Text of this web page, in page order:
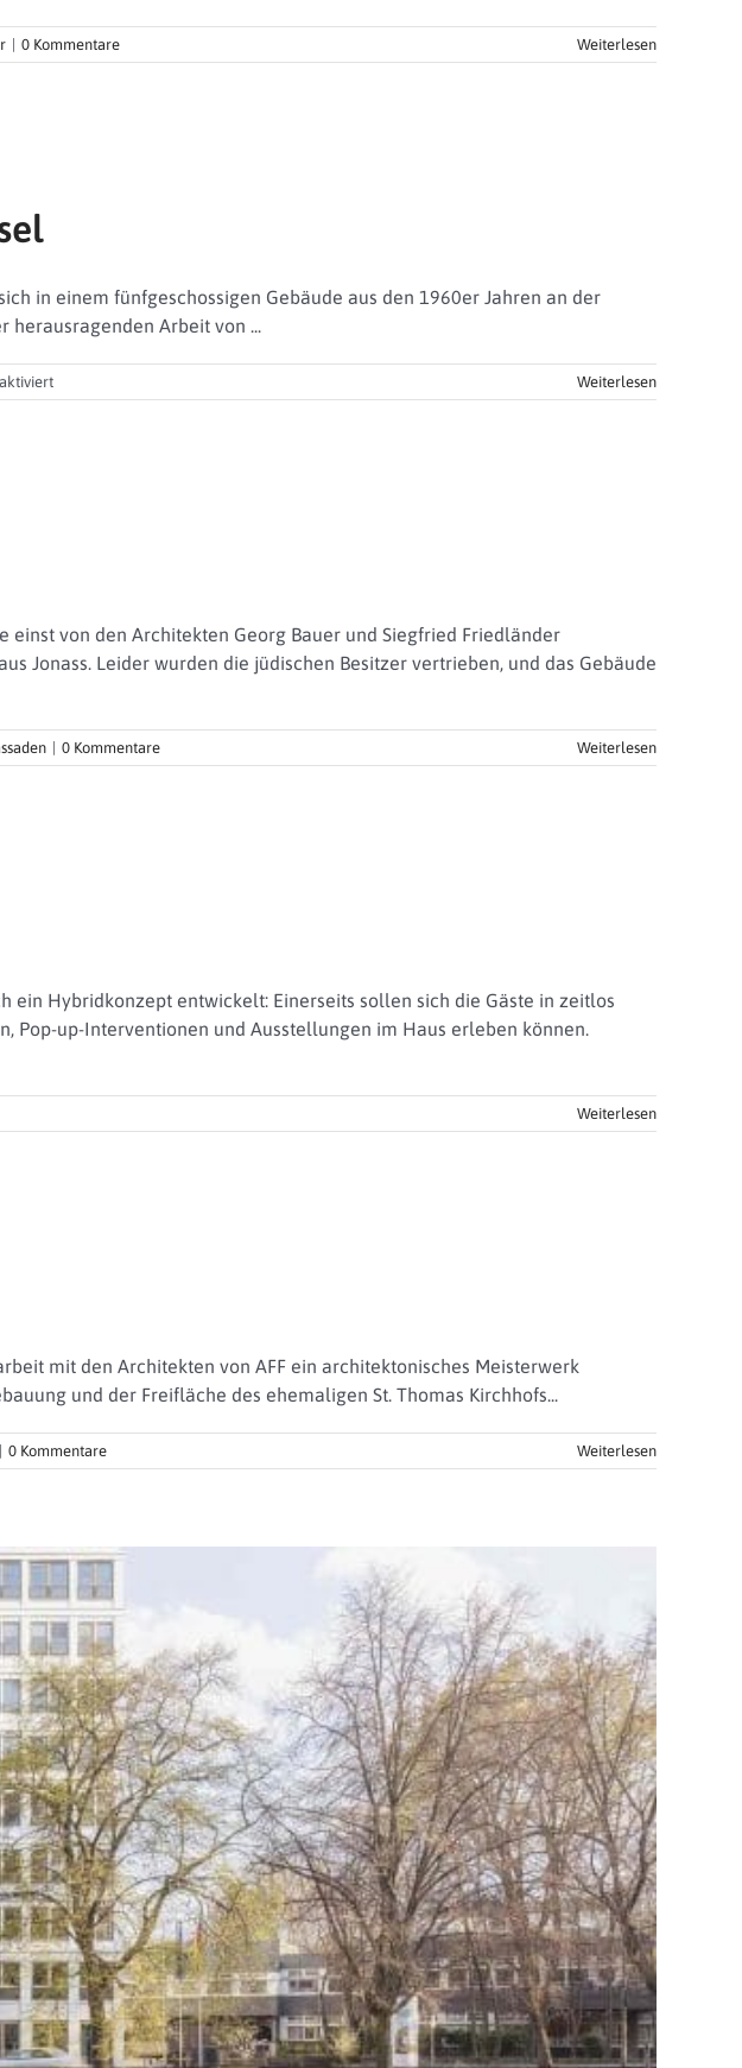
0 Kommentare Weiterlesen
in einem fünfgeschossigen Gebäude aus den 1960er Jahren an der
herausragenden Arbeit von ...
für
Landesvertretung
Weiterlesen
von den Architekten Georg Bauer und Siegfried Friedländer
Jonass. Leider wurden die jüdischen Besitzer vertrieben, und das Gebäude
0 Kommentare Weiterlesen
Hybridkonzept entwickelt: Einerseits sollen sich die Gäste in zeitlos
Pop-up-Interventionen und Ausstellungen im Haus erleben können.
Weiterlesen
mit den Architekten von AFF ein architektonisches Meisterwerk
und der Freifläche des ehemaligen St. Thomas Kirchhofs...
0 Kommentare Weiterlesen